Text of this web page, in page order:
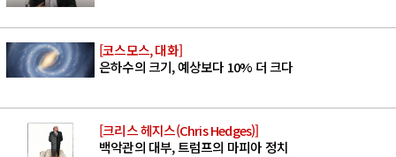
[코스모스, 대화]
은하수의 크기, 예상보다 10% 더 크다
[크리스 헤지스(Chris Hedges)]
백악관의 대부, 트럼프의 마피아 정치